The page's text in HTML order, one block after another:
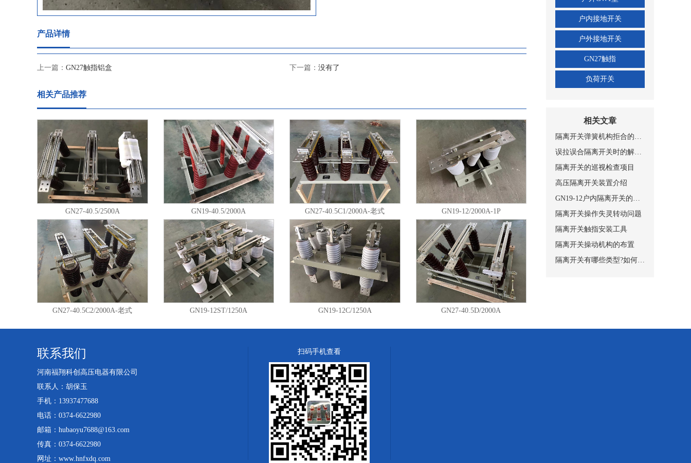
户内接地开关
户外接地开关
GN27触指
负荷开关
相关文章
隔离开关弹簧机构拒合的原因及改进
误拉误合隔离开关时的解决方法
隔离开关的巡视检查项目
高压隔离开关装置介绍
GN19-12户内隔离开关的适用条件和结构
隔离开关操作失灵转动问题
隔离开关触指安装工具
隔离开关操动机构的布置
隔离开关有哪些类型?如何安装?
拔不超过1000m(普通型、大爬距）； b、周围空气温度不超过
＋40℃；且在24h内测得的平均值不超过＋35℃；最低周围空
2.2kPa；月相对湿度平均值不超过90%；月水蒸气压力的平均
值不超过1.8kPa； d、周围空气没有明显的受到尘埃、烟、烟
雾、腐蚀性和可燃性等侵蚀性物质的场所； e、来自开关设备
外部的震动或地动可以忽略； f、特殊使用环境条件制造厂可
根据用户要求协商解决。 注：海拔不超过4000m(高原型） 主
要技术参数： 主要结构及特点: GN30-12系列户内高压旋转式
隔离开关，开关主体通过两组绝缘子固定在开关底架上下两个
面上，上下两个面之间由固定在开关底架上的隔板完全分开，
通过旋转触刀来实现开关的合阐与分闸。GN30-12D系列户内
高压旋转式隔离开关在原有开关的基础上加带接地刀的形式，
可满足开关柜的不同要求。触头分别安装在开关的上下两个面
上，使其带电部分和不带电部分在开关柜内完全隔开，从而保
证维修时工人的绝对安全。导电部分主要由触刀和触头组成。
触刀由两块铜板固定在旋转瓷套内，外加磁锁板以加强触刀的
刚性。GN30-12(D)G/630A,1000A,1250A触刀对触头的接触方
式采用线接触；该开关可采用JSXCN-12箱式柜用机械闭锁操
动，也可自行设计机构进行换动。
产品详情
上一篇： GN27触指铝盒 下一篇： 没有了
相关产品推荐
GN27-40.5/2500A GN19-40.5/2000A GN27-40.5C1/2000A-老式 GN19-12/2000A-1P
GN27-40.5C2/2000A-老式 GN19-12ST/1250A GN19-12C/1250A GN27-40.5D/2000A
联系我们
河南福翔科创高压电器有限公司
联系人：胡保玉
手机：13937477688
电话：0374-6622980
邮箱：hubaoyu7688@163.com
传真：0374-6622980
网址：www.hnfxdq.com
扫码手机查看